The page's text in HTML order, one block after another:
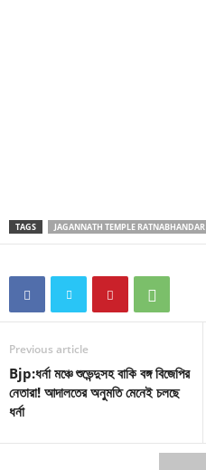
TAGS JAGANNATH TEMPLE RATNABHANDAR
Previous article
Bjp:ধর্না মঞ্চে শুভেন্দুসহ বাকি বঙ্গ বিজেপির
নেতারা! আদালতের অনুমতি মেনেই চলছে
ধর্না